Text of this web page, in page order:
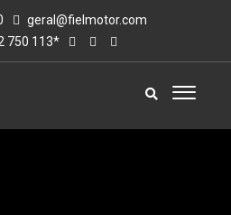
geral@fielmotor.com
750 113*